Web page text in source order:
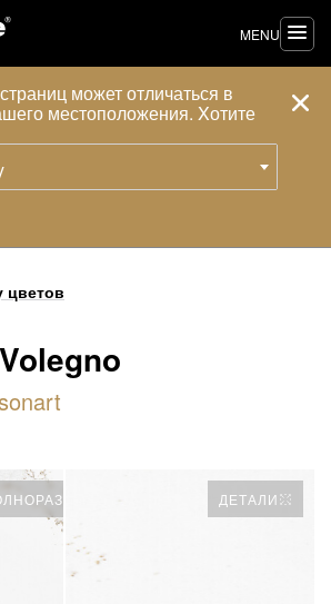
может отличаться в
местоположения. Xотите
MENU
цветов
ПЛИТУ ДЕТАЛИ